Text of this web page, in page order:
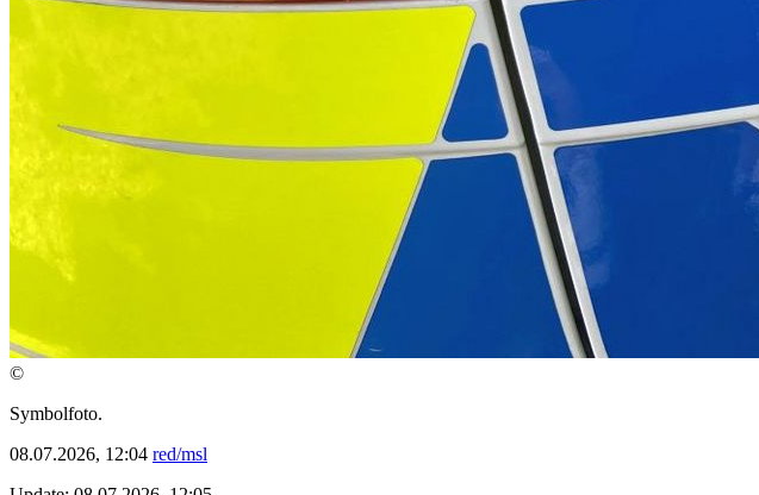
©
Symbolfoto.
08.07.2026, 12:04 red/msl